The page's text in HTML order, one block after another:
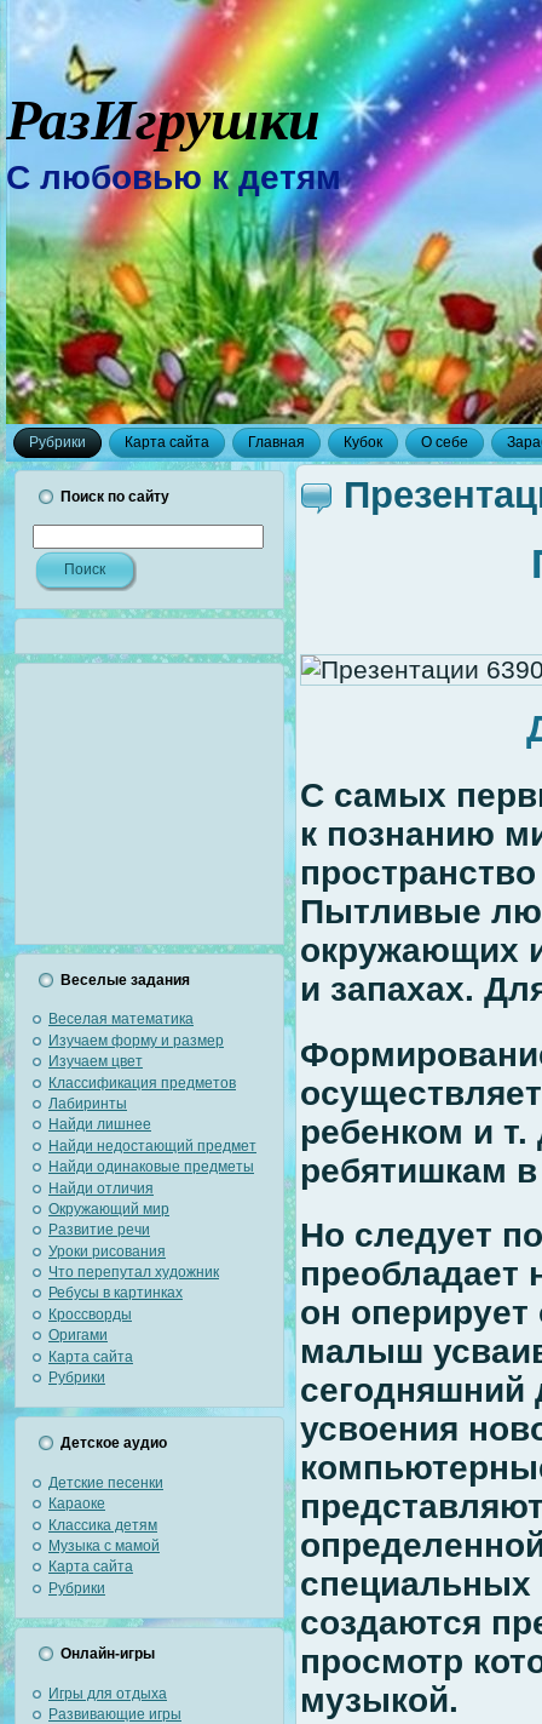
РазИгрушки
С любовью к детям
Рубрики Карта сайта Главная Кубок О себе
Поиск по сайту
Веселые задания
Веселая математика
Изучаем форму и размер
Изучаем цвет
Классификация предметов
Лабиринты
Найди лишнее
Найди недостающий предмет
Найди одинаковые предметы
Найди отличия
Окружающий мир
Развитие речи
Уроки рисования
Что перепутал художник
Ребусы в картинках
Кроссворды
Оригами
Карта сайта
Рубрики
Детское аудио
Детские песенки
Караоке
Классика детям
Музыка с мамой
Карта сайта
Рубрики
Онлайн-игры
Игры для отдыха
Развивающие игры
С самых
к познанию
Пытливые
окружающих
и запахах.
ребенком и
ребятишкам
Но следует
преобладает
он
малыш
сегодняшний
усвоения
создаются
просмотр
музыкой.